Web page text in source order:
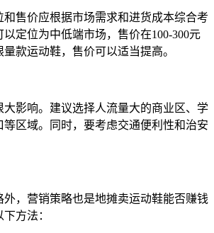
售价应根据市场需求和进货成本综合考
定位为中低端市场，售价在100-300元
款运动鞋，售价可以适当提高。
大影响。建议选择人流量大的商业区、学
区域。同时，要考虑交通便利性和治安
外，营销策略也是地摊卖运动鞋能否赚钱
方法：